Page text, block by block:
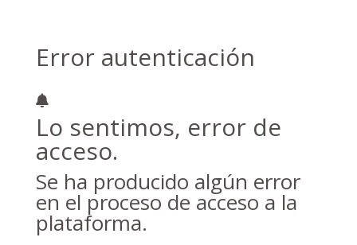
Error autenticación
Lo sentimos, error de
acceso.
Se ha producido algún error
en el proceso de acceso a la
plataforma.